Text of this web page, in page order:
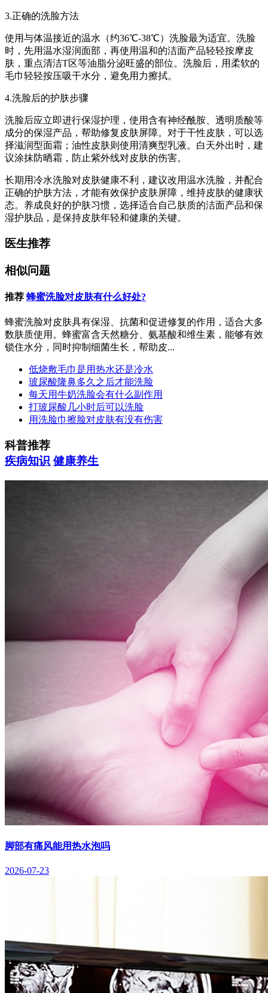
3.正确的洗脸方法
使用与体温接近的温水（约36℃-38℃）洗脸最为适宜。洗脸
时，先用温水湿润面部，再使用温和的洁面产品轻轻按摩皮
肤，重点清洁T区等油脂分泌旺盛的部位。洗脸后，用柔软的
毛巾轻轻按压吸干水分，避免用力擦拭。
4.洗脸后的护肤步骤
洗脸后应立即进行保湿护理，使用含有神经酰胺、透明质酸等
成分的保湿产品，帮助修复皮肤屏障。对于干性皮肤，可以选
择滋润型面霜；油性皮肤则使用清爽型乳液。白天外出时，建
议涂抹防晒霜，防止紫外线对皮肤的伤害。
长期用冷水洗脸对皮肤健康不利，建议改用温水洗脸，并配合
正确的护肤方法，才能有效保护皮肤屏障，维持皮肤的健康状
态。养成良好的护肤习惯，选择适合自己肤质的洁面产品和保
湿护肤品，是保持皮肤年轻和健康的关键。
医生推荐
相似问题
推荐 蜂蜜洗脸对皮肤有什么好处?
蜂蜜洗脸对皮肤具有保湿、抗菌和促进修复的作用，适合大多
数肤质使用。蜂蜜富含天然糖分、氨基酸和维生素，能够有效
锁住水分，同时抑制细菌生长，帮助皮...
低烧敷毛巾是用热水还是冷水
玻尿酸隆鼻多久之后才能洗脸
每天用牛奶洗脸会有什么副作用
打玻尿酸几小时后可以洗脸
用洗脸巾擦脸对皮肤有没有伤害
科普推荐
疾病知识 健康养生
脚部有痛风能用热水泡吗
2026-07-23